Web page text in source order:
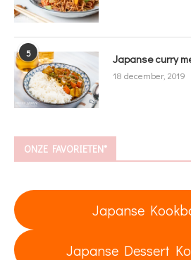
5 Japanse curry
18 december, 2019
ONZE FAVORIETEN*
Japanse
Japanse Dessert